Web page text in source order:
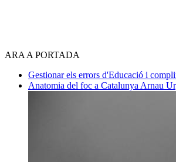
ARA A PORTADA
Gestionar els errors d'Educació i
Anatomia del foc a Catalunya Arnau